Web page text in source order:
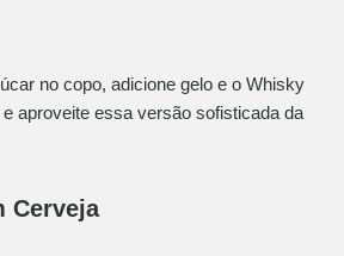
no copo, adicione gelo e o Whisky
aproveite essa versão sofisticada da
Cerveja